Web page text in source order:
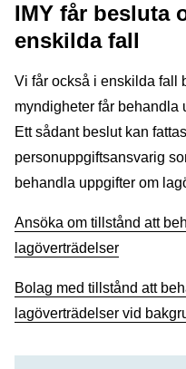
IMY får besluta
enskilda fall
Vi får också i enskilda fall
myndigheter får behandla
Ett sådant beslut kan
personuppgiftsansvarig
behandla uppgifter om
Ansöka om tillstånd att
lagöverträdelser
Bolag med tillstånd att
lagöverträdelser vid